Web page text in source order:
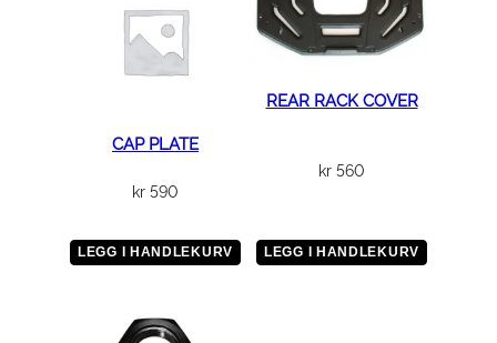
CAP PLATE
kr 590
LEGG I HANDLEKURV
REAR RACK COVER
kr 560
LEGG I HANDLEKURV